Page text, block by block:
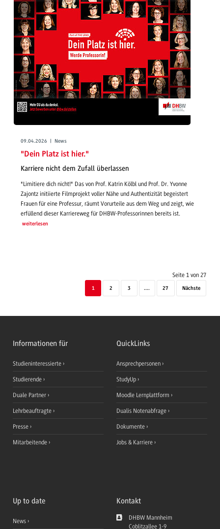
09.04.2026 | News
"Dein Platz ist hier."
Karriere nicht dem Zufall überlassen
"Limitiere dich nicht!" Das von Prof. Katrin Kölbl und Prof. Dr. Yvonne
Zajontz initiierte Filmprojekt voller Nähe und Authentizität begeistert
Frauen für eine Professur, räumt Vorurteile aus dem Weg und zeigt, wie
erfüllend dieser Karriereweg für DHBW-Professorinnen bereits ist.
weiterlesen
Seite 1 von 27
1 2 3 .... 27 Nächste
Informationen für
Studieninteressierte
Studierende
Duale Partner
Lehrbeauftragte
Presse
Mitarbeitende
QuickLinks
Ansprechpersonen
StudyUp
Moodle Lernplattform
Dualis Notenabfrage
Dokumente
Jobs & Karriere
Up to date
News
Kontakt
DHBW Mannheim
Coblitzallee 1-9